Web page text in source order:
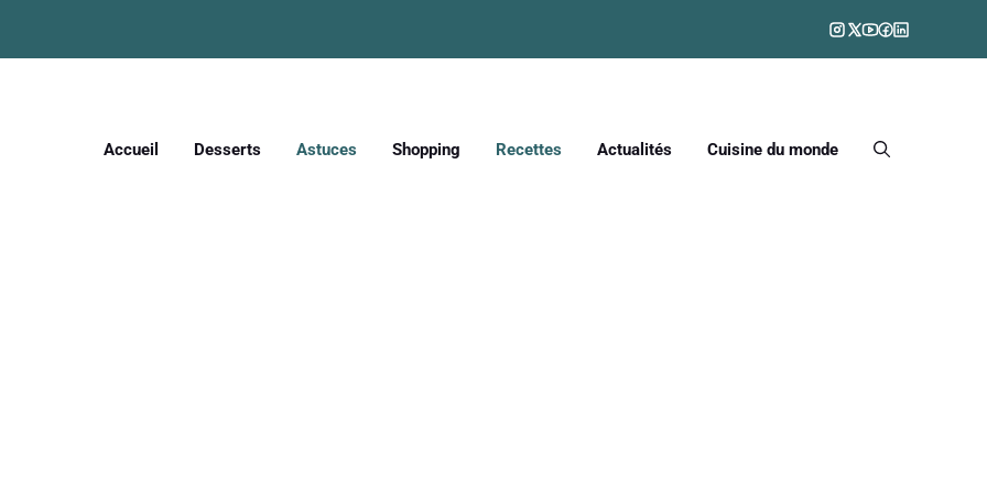
Accueil Desserts Astuces Shopping Recettes Actualités Cuisine du monde